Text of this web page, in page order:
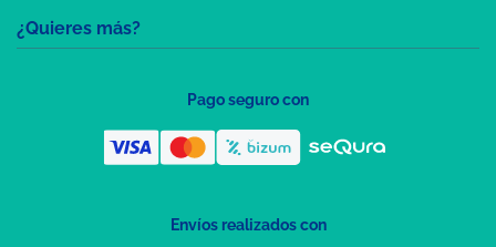
¿Quieres más?
Pago seguro con
Envíos realizados con